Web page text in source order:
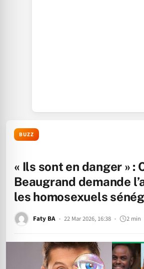
BUZZ
« Ils sont en danger » :
Beaugrand demande
les homosexuels
Faty BA 22 Mar 2026, 16:38 2 min